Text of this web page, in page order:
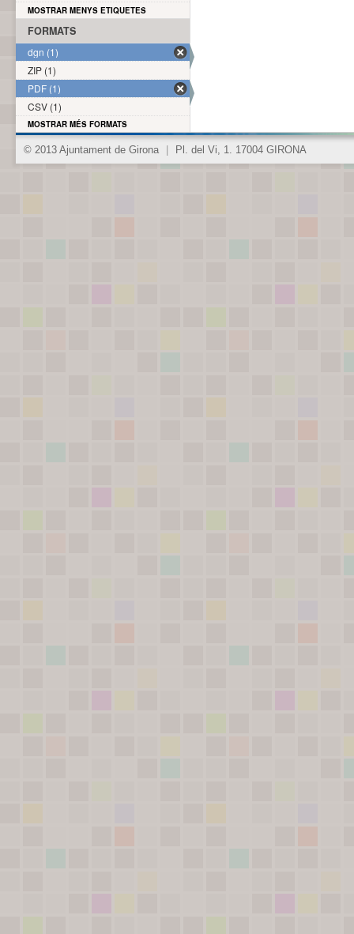
MOSTRAR MENYS ETIQUETES
FORMATS
dgn (1)
ZIP (1)
PDF (1)
CSV (1)
MOSTRAR MÉS FORMATS
© 2013 Ajuntament de Girona Pl. del Vi, 1. 17004 GIRONA